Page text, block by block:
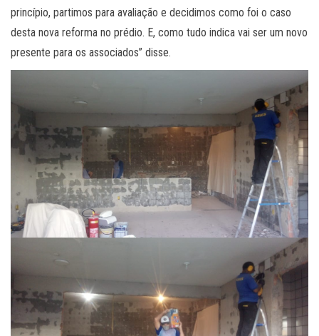
princípio, partimos para avaliação e decidimos como foi o caso
desta nova reforma no prédio. E, como tudo indica vai ser um novo
presente para os associados” disse.